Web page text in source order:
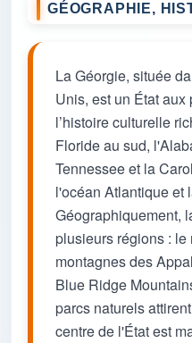
GÉOGRAPHIE,
La Géorgie, située
Unis, est un État
l’histoire culturelle
Floride au sud,
Tennessee et la
l'océan Atlantique et
Géographiquement,
plusieurs régions : le
montagnes des
Blue Ridge
parcs naturels
centre de l'État est